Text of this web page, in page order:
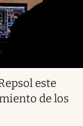
este
de los